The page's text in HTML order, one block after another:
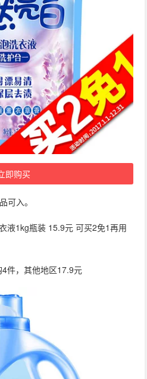
即购买
可入。
液1kg瓶装 15.9元 可买2免1再用
件，其他地区17.9元